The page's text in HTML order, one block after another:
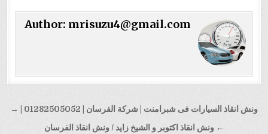
Author: mrisuzu4@gmail.com
تصفّح
المقالات
ونش انقاذ السيارات فى شبرامنت | شركة الفرسان | 01282505052 | →
← ونش انقاذ اكتوبر و الشيخ زايد / ونش انقاذ الفرسان